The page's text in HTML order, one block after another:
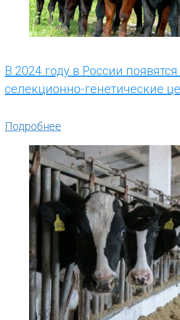
В 2024 году в России
селекционно-генетические
Подробнее